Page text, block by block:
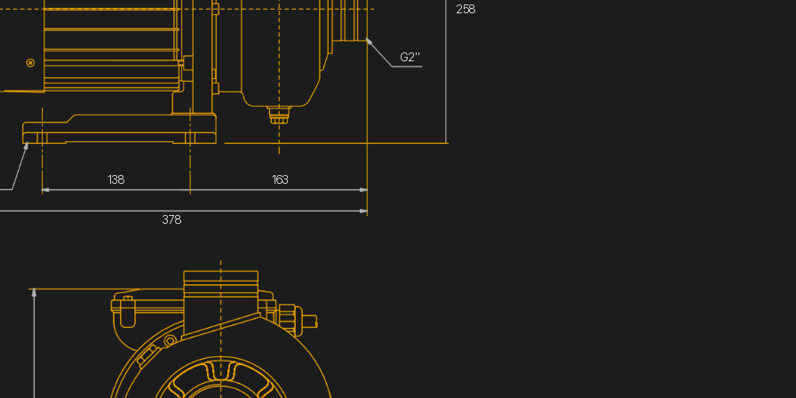
G2''
258
138 163
378